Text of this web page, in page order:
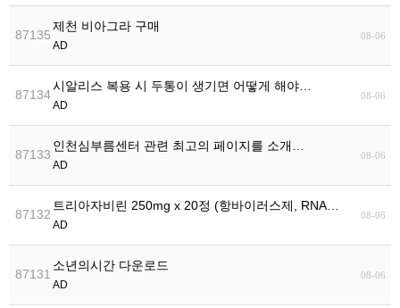
87135
제천 비아그라 구매
AD
08-06
87134
시알리스 복용 시 두통이 생기면 어떻게 해야…
AD
08-06
87133
인천심부름센터 관련 최고의 페이지를 소개…
AD
08-06
87132
AD
08-06
87131
소년의시간 다운로드
AD
08-06